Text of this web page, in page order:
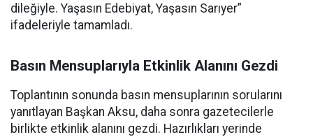
dileğiyle. Yaşasın Edebiyat, Yaşasın Sarıyer”
ifadeleriyle tamamladı.
Basın Mensuplarıyla Etkinlik Alanını Gezdi
Toplantının sonunda basın mensuplarının sorularını
yanıtlayan Başkan Aksu, daha sonra gazetecilerle
birlikte etkinlik alanını gezdi. Hazırlıkları yerinde